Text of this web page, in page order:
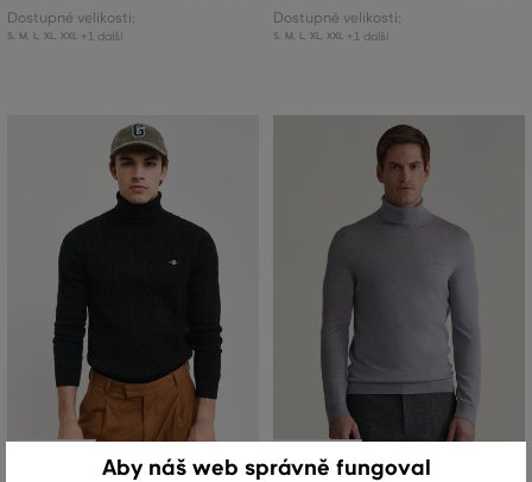
Dostupné velikosti:
S, M L, XL, XXL +1 další
Dostupné velikosti:
S, M L, XL, XXL +1 další
SLEVA -50%
Aby náš web správně fungoval